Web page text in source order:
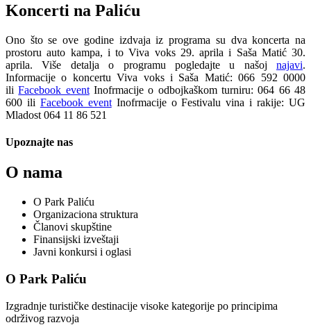
Koncerti na Paliću
Ono što se ove godine izdvaja iz programa su dva koncerta na
prostoru auto kampa, i to Viva voks 29. aprila i Saša Matić 30.
aprila. Više detalja o programu pogledajte u našoj najavi.
Informacije o koncertu Viva voks i Saša Matić: 066 592 0000
iliFacebook eventInofrmacije o odbojkaškom turniru: 064 66 48
600 ili Facebook eventInofrmacije o Festivalu vina i rakije: UG
Mladost 064 11 86 521
Upoznajte nas
O nama
O Park Paliću
Organizaciona struktura
Članovi skupštine
Finansijski izveštaji
Javni konkursi i oglasi
O Park Paliću
Izgradnje turističke destinacije visoke kategorije po principima
održivog razvoja